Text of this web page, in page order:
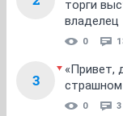
торги
владелец
0
3
«Привет,
страшном
0 3